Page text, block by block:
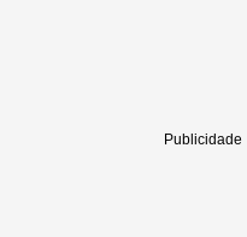
Publicidade